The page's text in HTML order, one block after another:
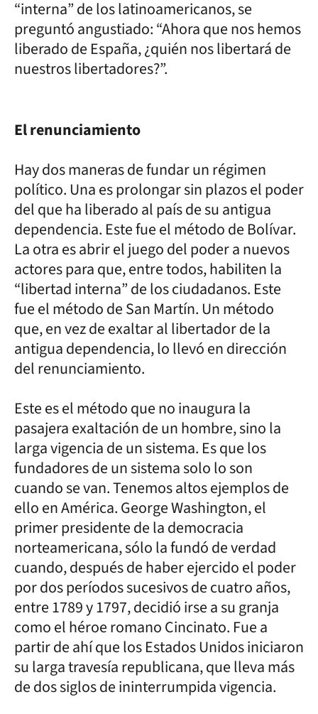
“interna” de los latinoamericanos, se
preguntó angustiado: “Ahora que nos hemos
liberado de España, ¿quién nos libertará de
nuestros libertadores?”.
El renunciamiento
Hay dos maneras de fundar un régimen
político. Una es prolongar sin plazos el poder
del que ha liberado al país de su antigua
dependencia. Este fue el método de Bolívar.
La otra es abrir el juego del poder a nuevos
actores para que, entre todos, habiliten la
“libertad interna” de los ciudadanos. Este
fue el método de San Martín. Un método
que, en vez de exaltar al libertador de la
antigua dependencia, lo llevó en dirección
del renunciamiento.
Este es el método que no inaugura la
pasajera exaltación de un hombre, sino la
larga vigencia de un sistema. Es que los
fundadores de un sistema solo lo son
cuando se van. Tenemos altos ejemplos de
ello en América. George Washington, el
primer presidente de la democracia
norteamericana, sólo la fundó de verdad
cuando, después de haber ejercido el poder
por dos períodos sucesivos de cuatro años,
entre 1789 y 1797, decidió irse a su granja
como el héroe romano Cincinato. Fue a
partir de ahí que los Estados Unidos iniciaron
su larga travesía republicana, que lleva más
de dos siglos de ininterrumpida vigencia.